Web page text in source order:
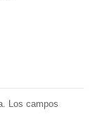
Los campos